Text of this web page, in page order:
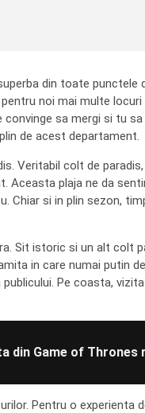
din toate punctele
noi mai multe
sa mergi si tu
de acest departament.
Veritabil colt de
Aceasta plaja ne da
Chiar si in plin sezon,
Sit istoric si un alt colt
in care numai putin
Pe coasta,
din Game of
Pentru o